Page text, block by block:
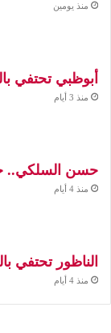
منذ يومين
أبوظبي تحتفي
منذ 3 أيام
حسن السلكي..
منذ 4 أيام
الناظور تحتفي
منذ 4 أيام